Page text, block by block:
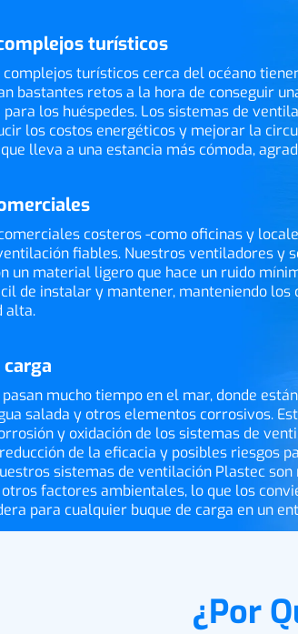
turísticos
turísticos cerca del océano
bastantes retos a la hora de conseguir
los huéspedes. Los sistemas de
los costos energéticos y mejorar la
lleva a una estancia más cómoda,
costeros -como oficinas y
fiables. Nuestros ventiladores y
un material ligero que hace un ruido
de instalar y mantener, manteniendo los
alta.
pasan mucho tiempo en el mar, donde
salada y otros elementos corrosivos.
y oxidación de los sistemas de
de la eficacia y posibles riesgos
sistemas de ventilación Plastec
factores ambientales, lo que los
para cualquier buque de carga en un
¿Por